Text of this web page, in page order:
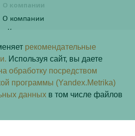
О компании
О компании
Контакты
консультацию по телефону:
201-40-60 доб. 3
рекомендательные
Используя сайт, вы даете
обработку посредством
программы (Yandex.Metrika)
данных в том числе файлов